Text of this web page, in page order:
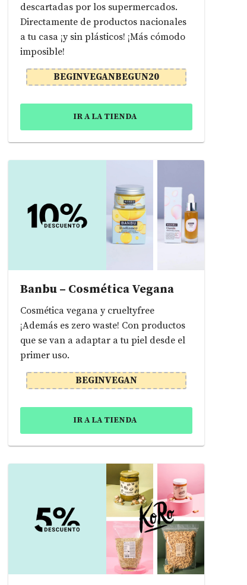
descartadas por los supermercados.
Directamente de productos nacionales
a tu casa ¡y sin plásticos! ¡Más cómodo
imposible!
BEGINVEGANBEGUN20
IR A LA TIENDA
Banbu – Cosmética Vegana
Cosmética vegana y crueltyfree
¡Además es zero waste! Con productos
que se van a adaptar a tu piel desde el
primer uso.
BEGINVEGAN
IR A LA TIENDA